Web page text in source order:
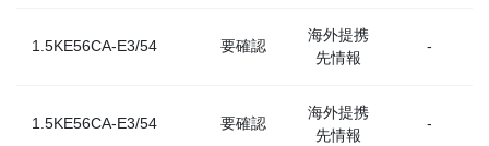
1.5KE56CA-E3/54 要確認
海外提携
先情報
-
1.5KE56CA-E3/54 要確認
海外提携
先情報
-